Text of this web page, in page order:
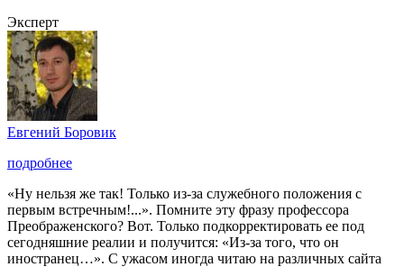
Эксперт
Евгений Боровик
подробнее
«Ну нельзя же так! Только из-за служебного положения с
первым встречным!...». Помните эту фразу профессора
Преображенского? Вот. Только подкорректировать ее под
сегодняшние реалии и получится: «Из-за того, что он
иностранец…». С ужасом иногда читаю на различных сайта